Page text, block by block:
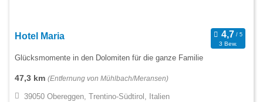
Hotel Maria
3 Bew.
Glücksmomente in den Dolomiten für die ganze Familie
47,3 km (Entfernung von Mühlbach/Meransen)
39050 Obereggen, Trentino-Südtirol, Italien